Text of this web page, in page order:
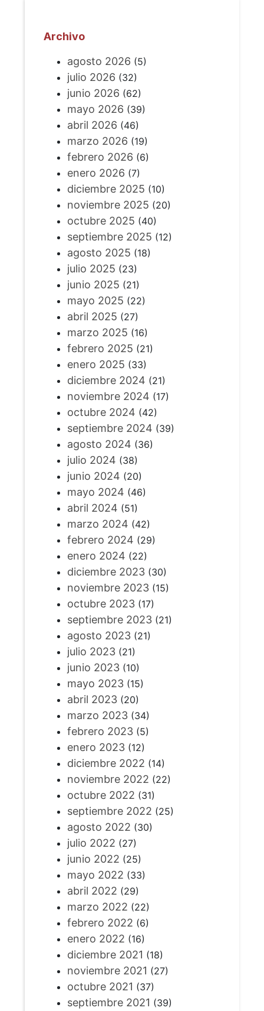
Archivo
agosto 2026 (5)
julio 2026 (32)
junio 2026 (62)
mayo 2026 (39)
abril 2026 (46)
marzo 2026 (19)
febrero 2026 (6)
enero 2026 (7)
diciembre 2025 (10)
noviembre 2025 (20)
octubre 2025 (40)
septiembre 2025 (12)
agosto 2025 (18)
julio 2025 (23)
junio 2025 (21)
mayo 2025 (22)
abril 2025 (27)
marzo 2025 (16)
febrero 2025 (21)
enero 2025 (33)
diciembre 2024 (21)
noviembre 2024 (17)
octubre 2024 (42)
septiembre 2024 (39)
agosto 2024 (36)
julio 2024 (38)
junio 2024 (20)
mayo 2024 (46)
abril 2024 (51)
marzo 2024 (42)
febrero 2024 (29)
enero 2024 (22)
diciembre 2023(30)
noviembre 2023(15)
octubre 2023(17)
septiembre 2023(21)
agosto 2023(21)
julio 2023(21)
junio 2023(10)
mayo 2023(15)
abril 2023(20)
marzo 2023(34)
febrero 2023(5)
enero 2023(12)
diciembre 2022 (14)
noviembre 2022 (22)
octubre 2022 (31)
septiembre 2022 (25)
agosto 2022 (30)
julio 2022 (27)
junio 2022 (25)
mayo 2022 (33)
abril 2022 (29)
marzo 2022 (22)
febrero 2022 (6)
enero 2022 (16)
diciembre 2021 (18)
noviembre 2021 (27)
octubre 2021 (37)
septiembre 2021 (39)